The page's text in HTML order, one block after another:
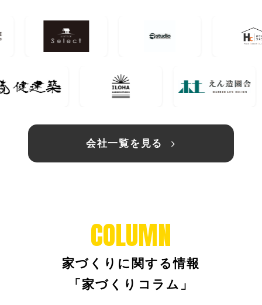
会社一覧を見る
COLUMN
家づくりに関する情報
「家づくりコラム」